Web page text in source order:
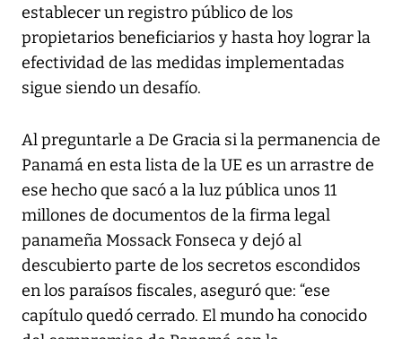
establecer un registro público de los
propietarios beneficiarios y hasta hoy lograr la
efectividad de las medidas implementadas
sigue siendo un desafío.
Al preguntarle a De Gracia si la permanencia de
Panamá en esta lista de la UE es un arrastre de
ese hecho que sacó a la luz pública unos 11
millones de documentos de la firma legal
panameña Mossack Fonseca y dejó al
descubierto parte de los secretos escondidos
en los paraísos fiscales, aseguró que: “ese
capítulo quedó cerrado. El mundo ha conocido